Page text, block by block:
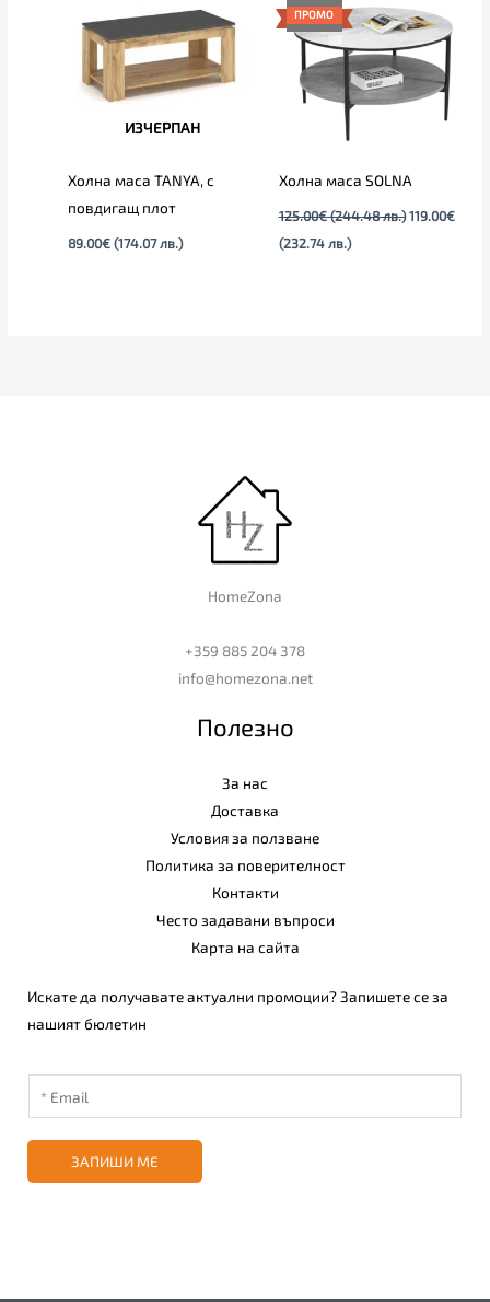
ИЗЧЕРПАН
Холна маса TANYA, с
повдигащ плот
89.00€ (174.07 лв.)
ПРОМО
Холна маса SOLNA
125.00€ (244.48 лв.)
was:
125.00€
(244.48
лв.).
119.00€
(232.74 лв.)
е:
119.00€
(232.74
лв.).
HomeZona
+359 885 204 378
info@homezona.net
Полезно
За нас
Доставка
Условия за ползване
Политика за поверителност
Контакти
Често задавани въпроси
Карта на сайта
Искате да получавате актуални промоции? Запишете се за
нашият бюлетин
ЗАПИШИ МЕ